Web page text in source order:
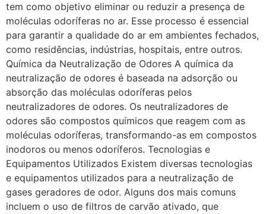
tem como objetivo eliminar ou reduzir a presença de
moléculas odoríferas no ar. Esse processo é essencial
para garantir a qualidade do ar em ambientes fechados,
como residências, indústrias, hospitais, entre outros.
Química da Neutralização de Odores A química da
neutralização de odores é baseada na adsorção ou
absorção das moléculas odoríferas pelos
neutralizadores de odores. Os neutralizadores de
odores são compostos químicos que reagem com as
moléculas odoríferas, transformando-as em compostos
inodoros ou menos odoríferos. Tecnologias e
Equipamentos Utilizados Existem diversas tecnologias
e equipamentos utilizados para a neutralização de
gases geradores de odor. Alguns dos mais comuns
incluem o uso de filtros de carvão ativado, que